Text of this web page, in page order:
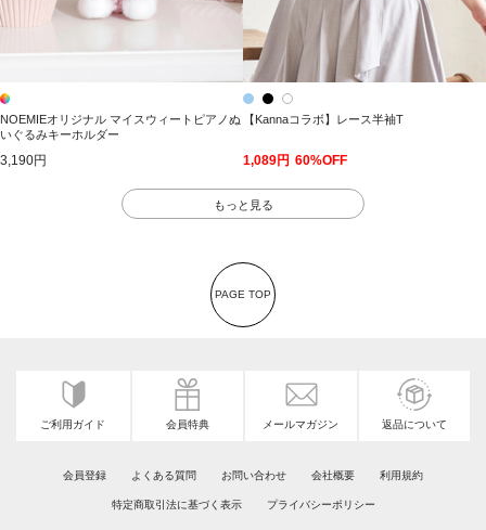
NOEMIEオリジナル マイスウィートピアノぬ
いぐるみキーホルダー
3,190円
【Kannaコラボ】レース半袖T
1,089円 60%OFF
もっと見る
PAGE TOP
ご利用ガイド 会員特典 メールマガジン 返品について
会員登録 よくある質問 お問い合わせ 会社概要 利用規約
特定商取引法に基づく表示 プライバシーポリシー